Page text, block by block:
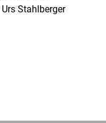
Stahlberger